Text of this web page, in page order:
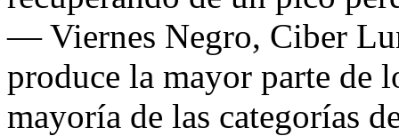
— Viernes Negro, Ciber
produce la mayor parte de
mayoría de las categorías